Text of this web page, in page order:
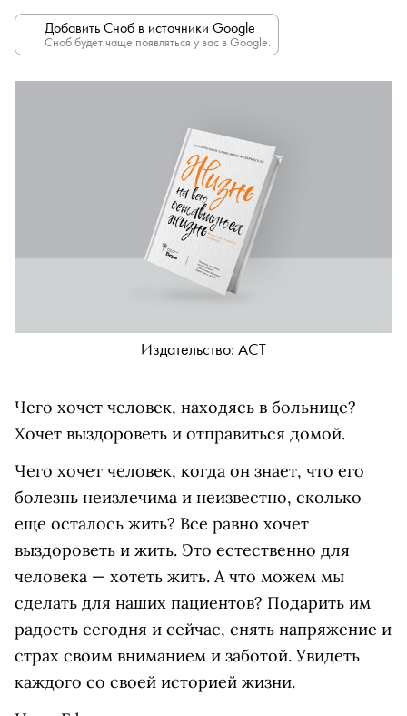
Добавить Сноб в источники Google
Сноб будет чаще появляться у вас в Google.
Издательство: АСТ
Чего хочет человек, находясь в больнице?
Хочет выздороветь и отправиться домой.
Чего хочет человек, когда он знает, что его
болезнь неизлечима и неизвестно, сколько
еще осталось жить? Все равно хочет
выздороветь и жить. Это естественно для
человека — хотеть жить. А что можем мы
сделать для наших пациентов? Подарить им
радость сегодня и сейчас, снять напряжение и
страх своим вниманием и заботой. Увидеть
каждого со своей историей жизни.